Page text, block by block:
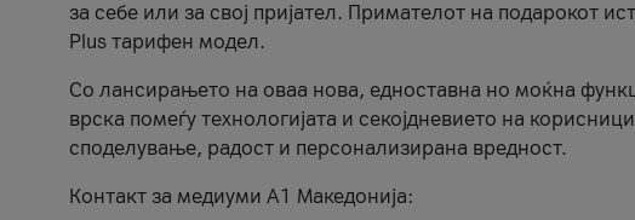
за себе или за свој пријател. Примателот на подарокот
Plus тарифен модел.
Со лансирањето на оваа нова, едноставна но моќна
врска помеѓу технологијата и секојдневието на
споделување, радост и персонализирана вредност.
Контакт за медиуми А1 Македонија: